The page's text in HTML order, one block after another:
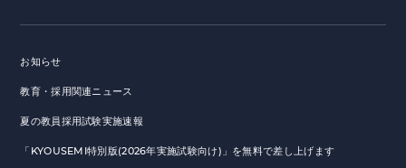
お知らせ
教育・採用関連ニュース
夏の教員採用試験実施速報
「KYOUSEMI特別版(2026年実施試験向け)」を無料で差し上げます